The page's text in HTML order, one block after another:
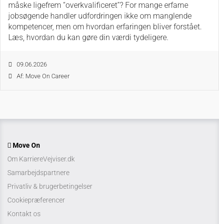
måske ligefrem “overkvalificeret”? For mange erfarne
jobsøgende handler udfordringen ikke om manglende
kompetencer, men om hvordan erfaringen bliver forstået.
Læs, hvordan du kan gøre din værdi tydeligere.
09.06.2026
Af: Move On Career
Move On
Om KarriereVejviser.dk
Samarbejdspartnere
Privatliv & brugerbetingelser
Cookiepræferencer
Kontakt os